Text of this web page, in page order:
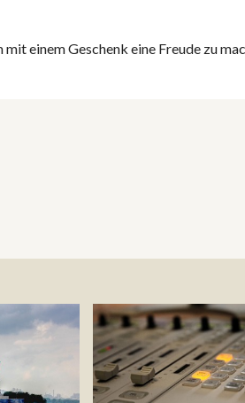
mit einem Geschenk eine Freude zu